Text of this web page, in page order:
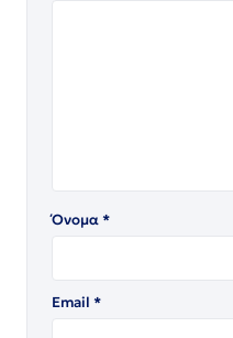
Όνομα*
Email *